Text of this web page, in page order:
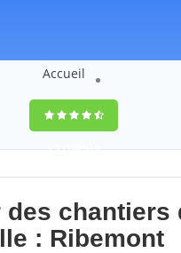
Accueil
9,5(100%)0
votes
des chantiers
: Ribemont